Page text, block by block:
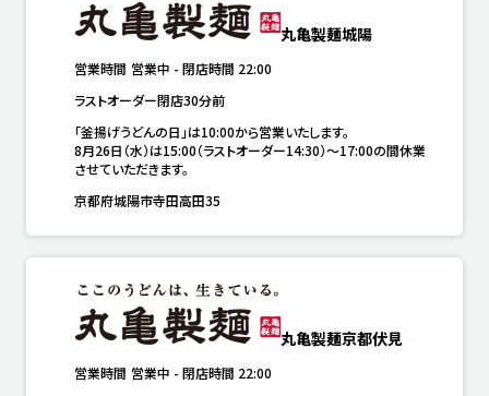
丸亀製麺城陽
営業時間 営業中 - 閉店時間 22:00
ラストオーダー閉店30分前
「釜揚げうどんの日」は10:00から営業いたします。
8月26日（水）は15:00（ラストオーダー14:30）～17:00の間休業
させていただきます。
京都府城陽市寺田高田35
丸亀製麺京都伏見
営業時間 営業中 - 閉店時間 22:00